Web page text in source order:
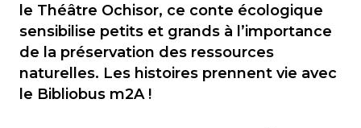
le Théâtre Ochisor, ce conte écologique
sensibilise petits et grands à l’importance
de la préservation des ressources
naturelles. Les histoires prennent vie avec
le Bibliobus m2A !